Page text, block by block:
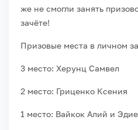
же не смогли занять
зачёте!
Призовые места в личном
3 место: Херунц Самвел
2 место: Гриценко Ксения
1 место: Вайкок Алий и